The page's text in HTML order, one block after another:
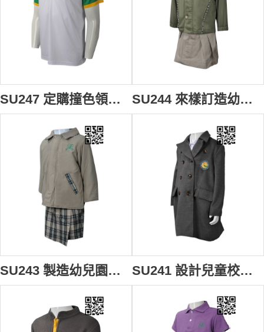
SU247 定購撞色領校服Polo恤 設計澳門校服Polo恤 澳門教育暨青年局 網上下單校服 校服製衣廠 SU244 來樣訂造幼稚園校服款式 自訂套裝幼稚園校服款式 香港幼稚園 Greenfield 綠茵 製造幼兒園校服款式 校服工廠
SU243 製造幼兒園校服款式 設計套裝校服款式 香港幼稚園 Greenfield 綠茵 自訂幼稚園校服款式 校服供應商 SU241 設計兒童校服款式 訂做風䄛外套校服款式 幼兒園 羊絨大地校褸 自訂女裝校服款式 校服專門店